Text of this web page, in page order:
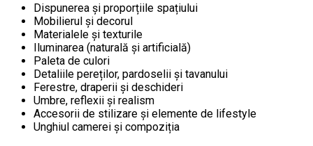
Dispunerea și proporțiile spațiului
Mobilierul și decorul
Materialele și texturile
Iluminarea (naturală și artificială)
Paleta de culori
Detaliile pereților, pardoselii și tavanului
Ferestre, draperii și deschideri
Umbre, reflexii și realism
Accesorii de stilizare și elemente de lifestyle
Unghiul camerei și compoziția